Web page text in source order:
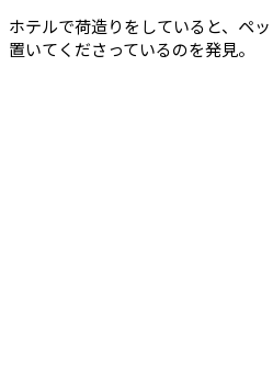
ホテルで荷造りをしていると、ペ
置いてくださっているのを発見。